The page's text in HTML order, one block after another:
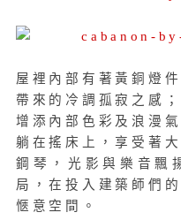
屋裡內部有著黃銅燈
帶來的冷調孤寂之感
增添內部色彩及浪漫
躺在搖床上，享受著
鋼琴，光影與樂音飄
局，在投入建築師們
愜意空間。